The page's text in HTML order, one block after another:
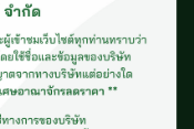
Reserved